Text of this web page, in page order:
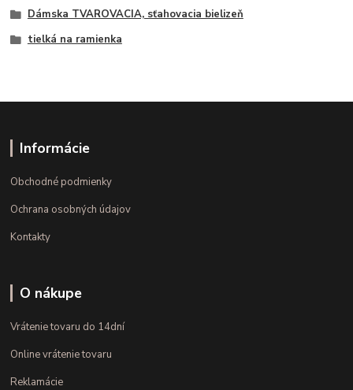
Dámska TVAROVACIA, sťahovacia bielizeň
tielká na ramienka
Informácie
Obchodné podmienky
Ochrana osobných údajov
Kontakty
O nákupe
Vrátenie tovaru do 14dní
Online vrátenie tovaru
Reklamácie